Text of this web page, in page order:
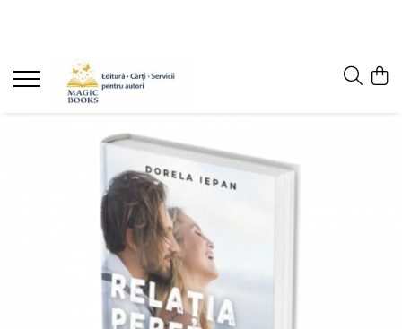
Magazinul de carti
Carti pentru copii 7-11 ani
Cărţi pentru adolescenţi şi părinţi
Povești scrise de copii (Antologii)
Carte online pentru copii
Carti pentru copii 0-7 ani